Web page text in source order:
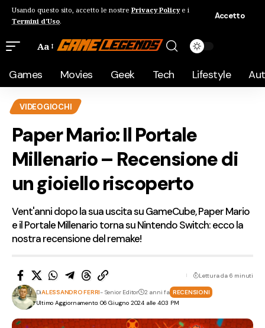
Usando questo sito, accetto le nostre Privacy Policye i
Termini d'Uso.
Accetto
Aa
Games Movies Geek Tech Lifestyle
VIDEOGIOCHI
Paper Mario: Il Portale
Millenario – Recensione di
un gioiello riscoperto
Vent'anni dopo la sua uscita su GameCube, Paper Mario
e il Portale Millenario torna su Nintendo Switch: ecco la
nostra recensione del remake!
Ultimo Aggiornamento: 06 Giugno 2024 alle 4:03 PM
DiALESSANDRO FERRI- Senior Editor 2 anni fa RECENSIONI
Lettura da 6 minuti